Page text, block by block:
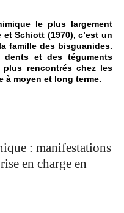
le plus largement
Schiott (1970), c’est un
famille des bisguanides.
dents et des téguments
rencontrés chez les
moyen et long terme.
: manifestations
en charge en